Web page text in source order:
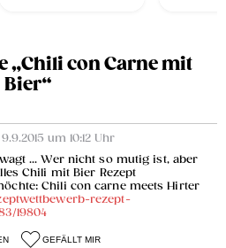
„Chili con Carne mit
Bier“
um 10:12 Uhr
... Wer nicht so mutig ist, aber
Chili mit Bier Rezept
Chili con carne meets Hirter
rezept-
19804
GEFÄLLT MIR